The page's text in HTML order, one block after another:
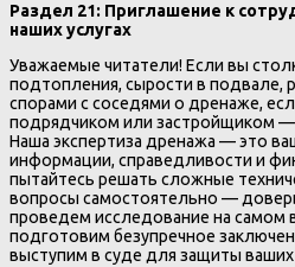
Раздел 21: Приглашение к
наших услугах
Уважаемые читатели! Если вы
подтопления, сырости в подвале,
спорами с соседями о дренаже,
подрядчиком или застройщиком
Наша экспертиза дренажа — это
информации, справедливости и
пытайтесь решать сложные
вопросы самостоятельно —
проведем исследование на самом
подготовим безупречное
выступим в суде для защиты ваших